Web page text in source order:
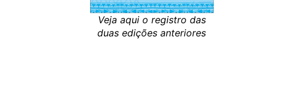
Veja aqui o registro das
duas edições anteriores